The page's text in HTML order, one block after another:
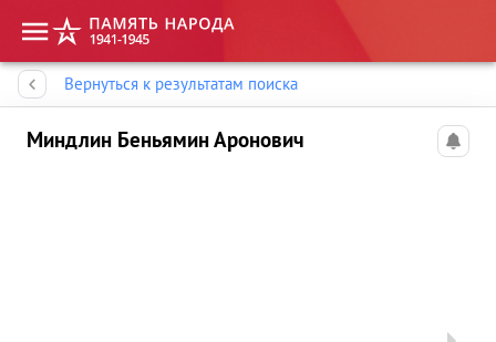
Вернуться к результатам поиска
Миндлин Беньямин Аронович
Память народа